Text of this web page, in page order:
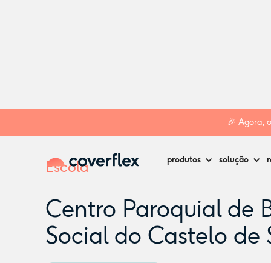
🎉 Agora, o
produtos solução
Escola
Centro Paroquial de
Social do Castelo de